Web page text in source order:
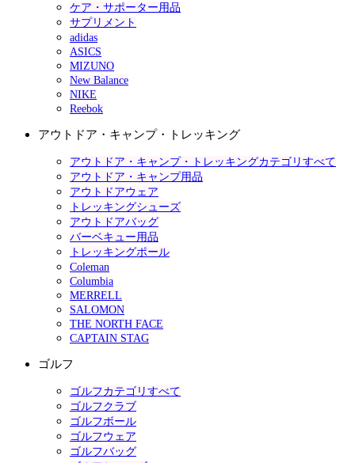
ケア・サポーター用品
サプリメント
adidas
ASICS
MIZUNO
New Balance
NIKE
Reebok
アウトドア・キャンプ・トレッキング
アウトドア・キャンプ・トレッキングカテゴリすべて
アウトドア・キャンプ用品
アウトドアウェア
トレッキングシューズ
アウトドアバッグ
バーベキュー用品
トレッキングポール
Coleman
Columbia
MERRELL
SALOMON
THE NORTH FACE
CAPTAIN STAG
ゴルフ
ゴルフカテゴリすべて
ゴルフクラブ
ゴルフボール
ゴルフウェア
ゴルフバッグ